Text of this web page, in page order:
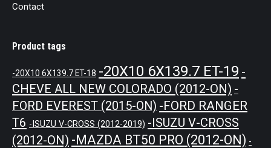
Contact
Product tags
-20X10 6X139.7 ET-18 -20X10 6X139.7 ET-19 -
CHEVE ALL NEW COLORADO (2012-ON) -
FORD EVEREST (2015-ON) -FORD RANGER
T6 -ISUZU V-CROSS (2012-2019) -ISUZU V-CROSS
(2012-ON) -MAZDA BT50 PRO (2012-ON) -